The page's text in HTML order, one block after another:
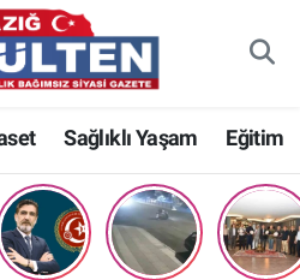
Sağlıklı Yaşam Eğitim